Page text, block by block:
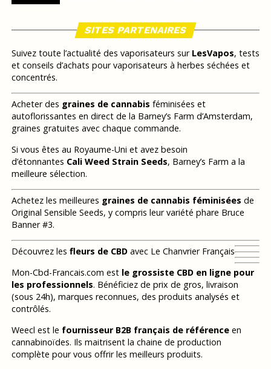
SITES PARTENAIRES
Suivez toute l’actualité des vaporisateurs sur LesVapos, tests
et conseils d’achats pour vaporisateurs à herbes séchées et
concentrés.
Acheter des graines de cannabis féminisées et
autoflorissantes en direct de la Barney’s Farm d’Amsterdam,
graines gratuites avec chaque commande.
Si vous êtes au Royaume-Uni et avez besoin
d’étonnantes Cali Weed Strain Seeds, Barney’s Farm a la
meilleure sélection.
Achetez les meilleures graines de cannabis féminisées de
Original Sensible Seeds, y compris leur variété phare Bruce
Banner #3.
Découvrez les fleurs de CBDavec Le Chanvrier Français
Mon-Cbd-Francais.com est le grossiste CBD en ligne pour
les professionnels. Bénéficiez de prix de gros, livraison
(sous 24h), marques reconnues, des produits analysés et
contrôlés.
Weecl est le fournisseur B2B français de référenceen
cannabinoïdes. Ils maitrisent la chaine de production
complète pour vous offrir les meilleurs produits.